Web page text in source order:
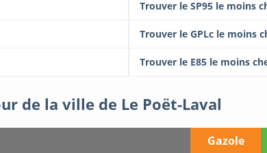
Trouver le SP95 le moins
Trouver le GPLc le moins
Trouver le E85 le moins
de la ville de Le Poët-Laval
Gazole